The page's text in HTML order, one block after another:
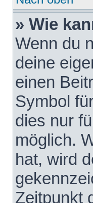
» Wie
Wenn du
deine
einen
Symbol
dies nur
möglich.
hat, wird
Zeitpunkt